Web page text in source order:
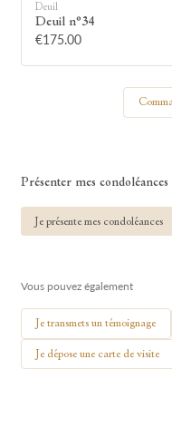
Deuil
Deuil n°34
€175.00
Présenter mes condoléances
Je présente mes condoléances
Vous pouvez également
Je transmets un témoignage
Je dépose une carte de visite